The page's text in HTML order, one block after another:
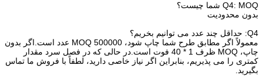
Q4: MOQ شما چیست؟
بدون محدودیت
Q4: حداقل چند عدد می توانیم بخریم؟
معمولاً اگر مطابق طرح شما چاپ شود، MOQ 500000 عدد است.اگر بدون
چاپ، MOQ ظرف 1 * 40 فوت است.در حالی که در فصل سرد مقدار
کمتری را می پذیریم، بنابراین اگر نیاز خاصی دارید، لطفاً با فروش ما تماس
بگیرید.